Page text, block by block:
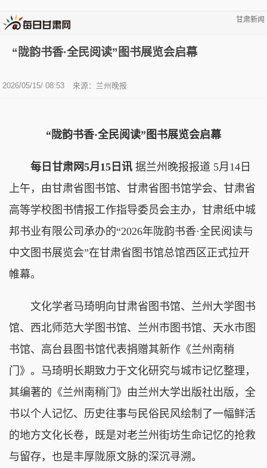
甘肃新闻
“陇韵书香·全民阅读”图书展览会启幕
2026/05/15/ 08:53 来源：兰州晚报
“陇韵书香·全民阅读”图书展览会启幕
每日甘肃网5月15日讯 据兰州晚报报道 5月14日
上午，由甘肃省图书馆、甘肃省图书馆学会、甘肃省
高等学校图书情报工作指导委员会主办，甘肃纸中城
邦书业有限公司承办的“2026年陇韵书香·全民阅读与
中文图书展览会”在甘肃省图书馆总馆西区正式拉开
帷幕。
文化学者马琦明向甘肃省图书馆、兰州大学图书
馆、西北师范大学图书馆、兰州市图书馆、天水市图
书馆、高台县图书馆代表捐赠其新作《兰州南稍
门》。马琦明长期致力于文化研究与城市记忆整理，
其编著的《兰州南稍门》由兰州大学出版社出版，全
书以个人记忆、历史往事与民俗民风绘制了一幅鲜活
的地方文化长卷，既是对老兰州街坊生命记忆的抢救
与留存，也是丰厚陇原文脉的深沉寻溯。